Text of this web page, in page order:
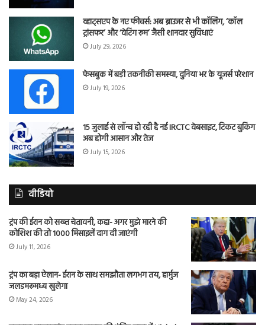
व्हाट्सएप के नए फीचर्स: अब ब्राउजर से भी कॉलिंग, ‘कॉल
ट्रांसफर’ और ‘वेटिंग रूम’ जैसी शानदार सुविधाएं
July 29, 2026
फेसबुक में बड़ी तकनीकी समस्या, दुनिया भर के यूजर्स परेशान
July 19, 2026
15 जुलाई से लॉन्च हो रही है नई IRCTC वेबसाइट, टिकट बुकिंग
अब होगी आसान और तेज
July 15, 2026
वीडियो
ट्रंप की ईरान को सख्त चेतावनी, कहा- अगर मुझे मारने की
कोशिश की तो 1000 मिसाइलें दाग दी जाएंगी
July 11, 2026
ट्रंप का बड़ा ऐलान- ईरान के साथ समझौता लगभग तय, हार्मुज
जलडमरूमध्य खुलेगा
May 24, 2026